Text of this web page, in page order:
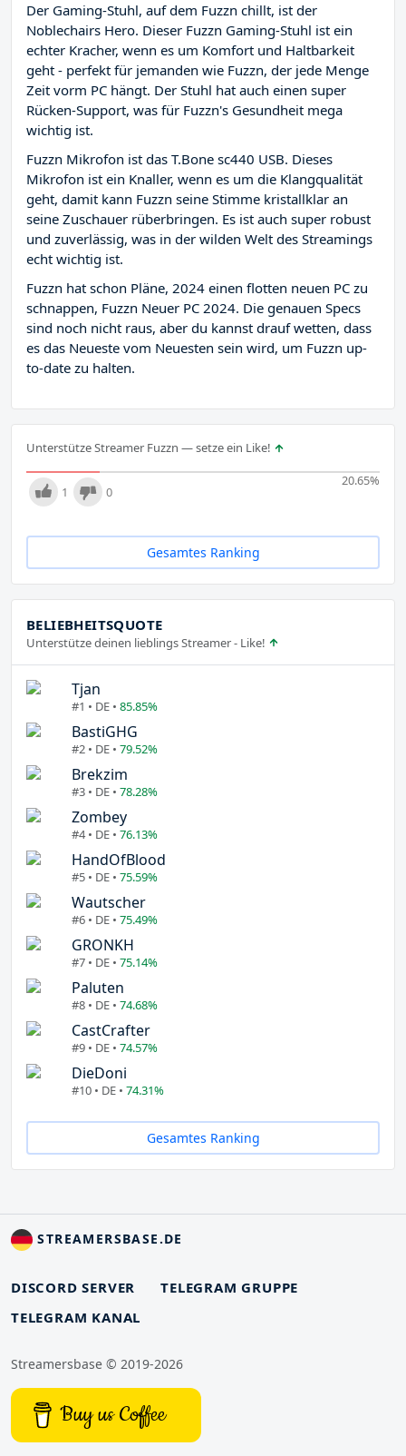
Der Gaming-Stuhl, auf dem Fuzzn chillt, ist der
Noblechairs Hero. Dieser Fuzzn Gaming-Stuhl ist ein
echter Kracher, wenn es um Komfort und Haltbarkeit
geht - perfekt für jemanden wie Fuzzn, der jede Menge
Zeit vorm PC hängt. Der Stuhl hat auch einen super
Rücken-Support, was für Fuzzn's Gesundheit mega
wichtig ist.
Fuzzn Mikrofon ist das T.Bone sc440 USB. Dieses
Mikrofon ist ein Knaller, wenn es um die Klangqualität
geht, damit kann Fuzzn seine Stimme kristallklar an
seine Zuschauer rüberbringen. Es ist auch super robust
und zuverlässig, was in der wilden Welt des Streamings
echt wichtig ist.
Fuzzn hat schon Pläne, 2024 einen flotten neuen PC zu
schnappen, Fuzzn Neuer PC 2024. Die genauen Specs
sind noch nicht raus, aber du kannst drauf wetten, dass
es das Neueste vom Neuesten sein wird, um Fuzzn up-
to-date zu halten.
Unterstütze Streamer Fuzzn — setze ein Like!
20.65%
1 0
Gesamtes Ranking
BELIEBHEITSQUOTE
Unterstütze deinen lieblings Streamer - Like!
Tjan
#1 • DE • 85.85%
BastiGHG
#2 • DE • 79.52%
Brekzim
#3 • DE • 78.28%
Zombey
#4 • DE • 76.13%
HandOfBlood
#5 • DE • 75.59%
Wautscher
#6 • DE • 75.49%
GRONKH
#7 • DE • 75.14%
Paluten
#8 • DE • 74.68%
CastCrafter
#9 • DE • 74.57%
DieDoni
#10 • DE • 74.31%
Gesamtes Ranking
STREAMERSBASE.DE
DISCORD SERVER
TELEGRAM GRUPPE
TELEGRAM KANAL
Streamersbase © 2019-2026
Buy us Coffee